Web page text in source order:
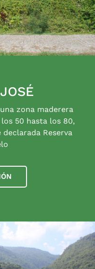
zona maderera
50 hasta los 80,
Reserva